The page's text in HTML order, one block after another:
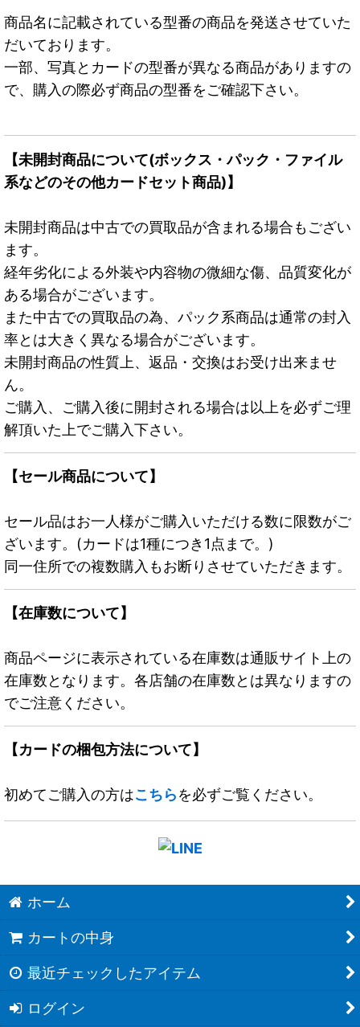
商品名に記載されている型番の商品を発送させていた
だいております。
一部、写真とカードの型番が異なる商品がありますの
で、購入の際必ず商品の型番をご確認下さい。
【未開封商品について(ボックス・パック・ファイル
系などのその他カードセット商品)】
未開封商品は中古での買取品が含まれる場合もござい
ます。
経年劣化による外装や内容物の微細な傷、品質変化が
ある場合がございます。
また中古での買取品の為、パック系商品は通常の封入
率とは大きく異なる場合がございます。
未開封商品の性質上、返品・交換はお受け出来ませ
ん。
ご購入、ご購入後に開封される場合は以上を必ずご理
解頂いた上でご購入下さい。
【セール商品について】
セール品はお一人様がご購入いただける数に限数がご
ざいます。(カードは1種につき1点まで。)
同一住所での複数購入もお断りさせていただきます。
【在庫数について】
商品ページに表示されている在庫数は通販サイト上の
在庫数となります。各店舗の在庫数とは異なりますの
でご注意ください。
【カードの梱包方法について】
初めてご購入の方はこちらを必ずご覧ください。
ホーム
カートの中身
最近チェックしたアイテム
ログイン